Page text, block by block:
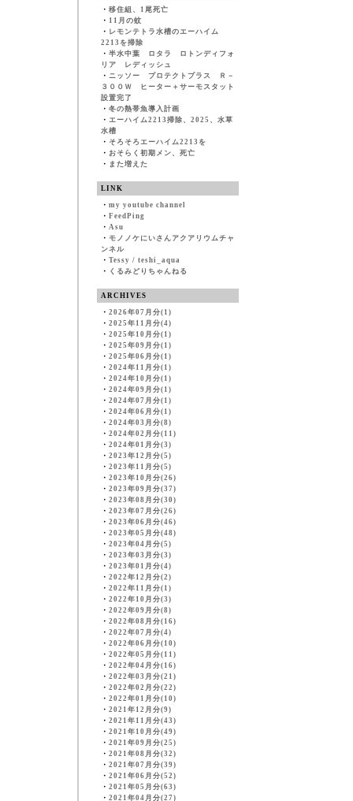
・ 移住組、1尾死亡
・ 11月の蚊
・ レモンテトラ水槽のエーハイム
2213を掃除
・ 半水中葉 ロタラ ロトンディフォ
リア レディッシュ
・ ニッソー プロテクトプラス Ｒ－
３００Ｗ ヒーター＋サーモスタット
設置完了
・ 冬の熱帯魚導入計画
・ エーハイム2213掃除、2025、水草
水槽
・ そろそろエーハイム2213を
・ おそらく初期メン、死亡
・ また増えた
LINK
・ my youtube channel
・ FeedPing
・ Asu
・ モノノケにいさんアクアリウムチャ
ンネル
・ Tessy / teshi_aqua
・ くるみどりちゃんねる
ARCHIVES
・ 2026年07月分(1)
・ 2025年11月分(4)
・ 2025年10月分(1)
・ 2025年09月分(1)
・ 2025年06月分(1)
・ 2024年11月分(1)
・ 2024年10月分(1)
・ 2024年09月分(1)
・ 2024年07月分(1)
・ 2024年06月分(1)
・ 2024年03月分(8)
・ 2024年02月分(11)
・ 2024年01月分(3)
・ 2023年12月分(5)
・ 2023年11月分(5)
・ 2023年10月分(26)
・ 2023年09月分(37)
・ 2023年08月分(30)
・ 2023年07月分(26)
・ 2023年06月分(46)
・ 2023年05月分(48)
・ 2023年04月分(5)
・ 2023年03月分(3)
・ 2023年01月分(4)
・ 2022年12月分(2)
・ 2022年11月分(1)
・ 2022年10月分(3)
・ 2022年09月分(8)
・ 2022年08月分(16)
・ 2022年07月分(4)
・ 2022年06月分(10)
・ 2022年05月分(11)
・ 2022年04月分(16)
・ 2022年03月分(21)
・ 2022年02月分(22)
・ 2022年01月分(10)
・ 2021年12月分(9)
・ 2021年11月分(43)
・ 2021年10月分(49)
・ 2021年09月分(25)
・ 2021年08月分(32)
・ 2021年07月分(39)
・ 2021年06月分(52)
・ 2021年05月分(63)
・ 2021年04月分(27)